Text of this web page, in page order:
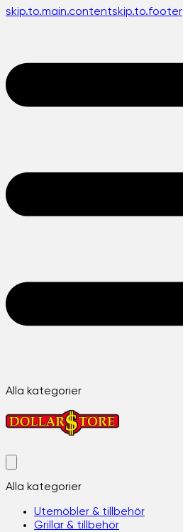
skip.to.main.contentskip.to.footer
Alla kategorier
Alla kategorier
Utemöbler & tillbehör
Grillar & tillbehör